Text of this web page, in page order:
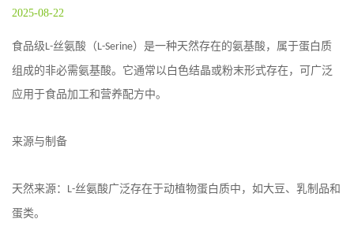
2025-08-22
食品级L-丝氨酸（L-Serine）是一种天然存在的氨基酸，属于蛋白质
组成的非必需氨基酸。它通常以白色结晶或粉末形式存在，可广泛
应用于食品加工和营养配方中。
来源与制备
天然来源： L-丝氨酸广泛存在于动植物蛋白质中，如大豆、乳制品和
蛋类。